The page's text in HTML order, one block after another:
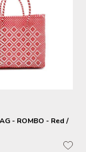
- ROMBO - Red /